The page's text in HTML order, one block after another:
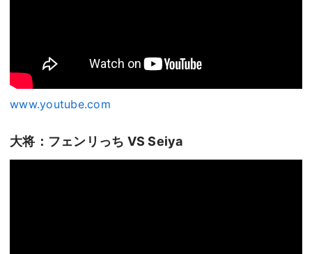
www.youtube.com
大将：フェンリっち VS Seiya